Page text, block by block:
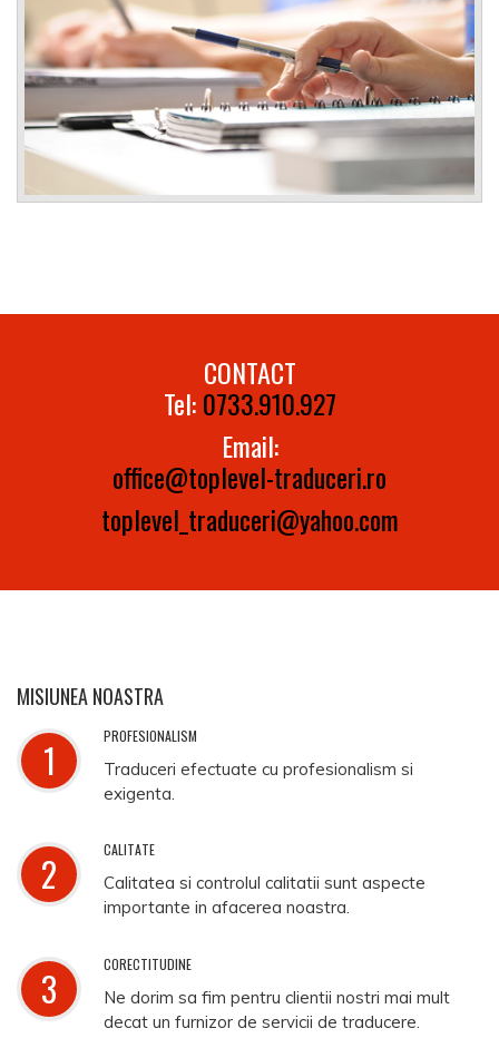
CONTACT
Tel:0733.910.927
Email:
office@toplevel-traduceri.ro
toplevel_traduceri@yahoo.com
MISIUNEA NOASTRA
1 PROFESIONALISM
Traduceri efectuate cu profesionalism si
exigenta.
2 CALITATE
Calitatea si controlul calitatii sunt aspecte
importante in afacerea noastra.
3 CORECTITUDINE
Ne dorim sa fim pentru clientii nostri mai mult
decat un furnizor de servicii de traducere.